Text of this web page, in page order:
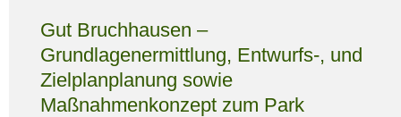
Gut Bruchhausen –
Grundlagenermittlung, Entwurfs-, und
Zielplanplanung sowie
Maßnahmenkonzept zum Park